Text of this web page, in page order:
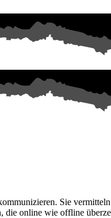
Sie
online wie offline